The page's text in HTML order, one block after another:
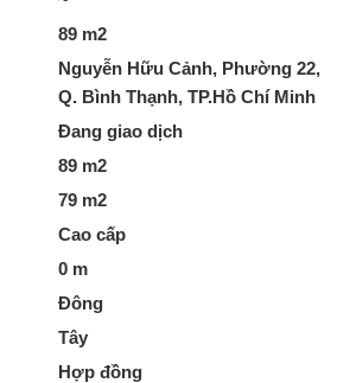
89 m2
Nguyễn Hữu Cảnh, Phường 22,
Q. Bình Thạnh, TP.Hồ Chí Minh
Đang giao dịch
89 m2
79 m2
Cao cấp
0 m
Đông
Tây
Hợp đồng